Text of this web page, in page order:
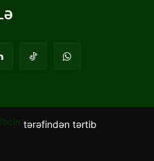
tərəfindən tərtib